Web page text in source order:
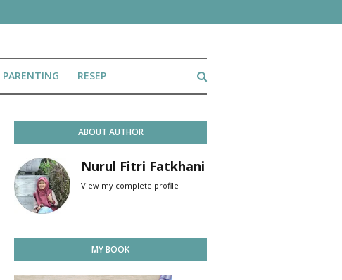
PARENTING RESEP
ABOUT AUTHOR
Nurul Fitri Fatkhani
View my complete profile
MY BOOK